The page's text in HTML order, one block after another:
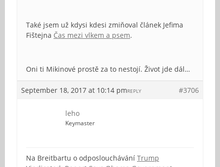
Také jsem už kdysi kdesi zmiňoval článek Jefima
Fištejna Čas mezi vlkem a psem.
Oni ti Mikinové prostě za to nestojí. Život jde dál…
September 18, 2017 at 10:14 pm #3706
REPLY
leho
Keymaster
Na Breitbartu o odposlouchávání Trump